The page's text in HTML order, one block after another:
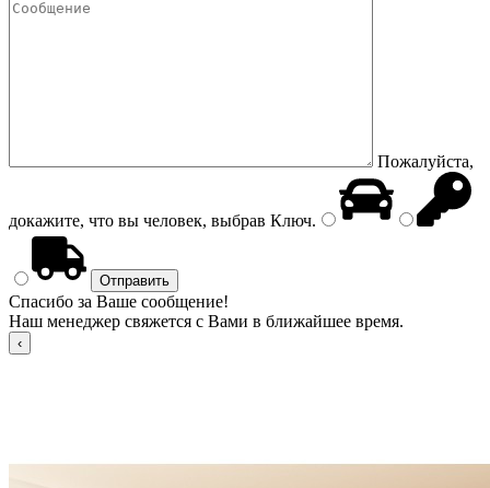
Пожалуйста,
докажите, что вы человек, выбрав Ключ.
Спасибо за Ваше сообщение!
Наш менеджер свяжется с Вами в ближайшее время.